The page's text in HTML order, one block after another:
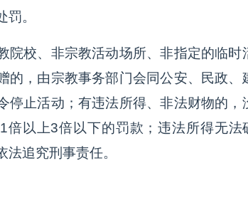
。
院校、非宗教活动场所、非指定的临
的，由宗教事务部门会同公安、民政、
停止活动；有违法所得、非法财物的，
倍以上3倍以下的罚款；违法所得无
追究刑事责任。